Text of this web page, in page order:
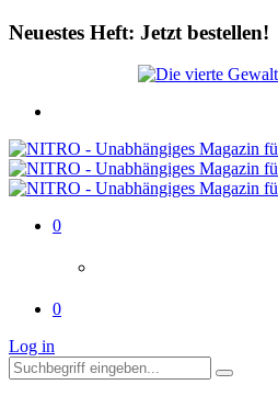
Neuestes Heft: Jetzt bestellen!
0
0
Log in